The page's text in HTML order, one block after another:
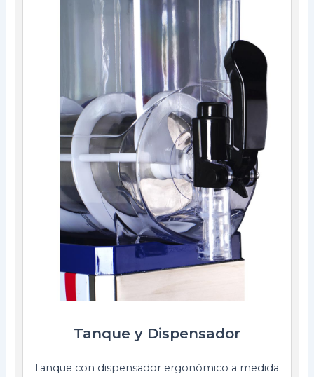
Tanque y Dispensador
Tanque con dispensador ergonómico a medida.